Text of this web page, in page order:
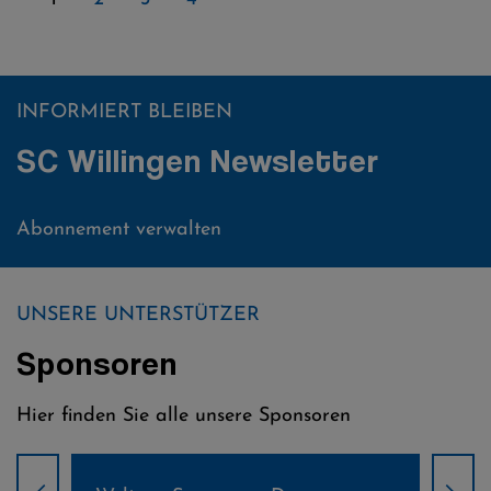
INFORMIERT BLEIBEN
SC Willingen Newsletter
Abonnement verwalten
UNSERE UNTERSTÜTZER
Sponsoren
Hier finden Sie alle unsere Sponsoren